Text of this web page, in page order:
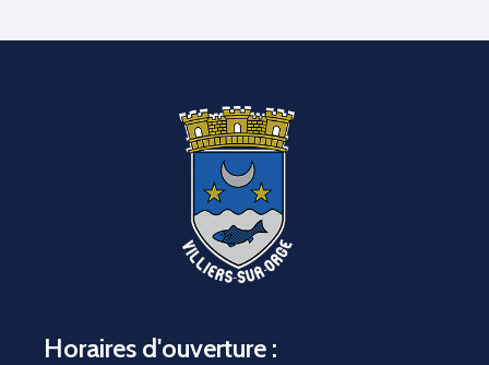
Horaires d'ouverture :